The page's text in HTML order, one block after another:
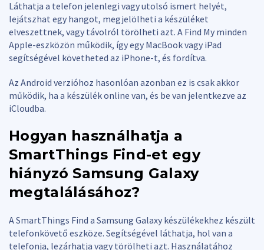
Láthatja a telefon jelenlegi vagy utolsó ismert helyét,
lejátszhat egy hangot, megjelölheti a készüléket
elveszettnek, vagy távolról törölheti azt. A Find My minden
Apple-eszközön működik, így egy MacBook vagy iPad
segítségével követheted az iPhone-t, és fordítva.
Az Android verzióhoz hasonlóan azonban ez is csak akkor
működik, ha a készülék online van, és be van jelentkezve az
iCloudba.
Hogyan használhatja a
SmartThings Find-et egy
hiányzó Samsung Galaxy
megtalálásához?
A SmartThings Find a Samsung Galaxy készülékekhez készült
telefonkövető eszköze. Segítségével láthatja, hol van a
telefonja, lezárhatja vagy törölheti azt. Használatához